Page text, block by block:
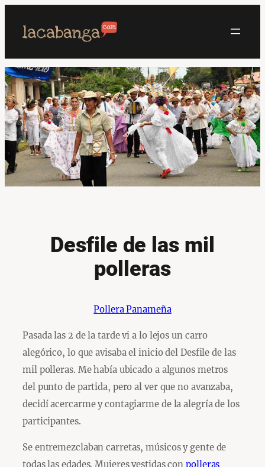
Desfile de las mil
polleras
Pollera Panameña
Pasada las 2 de la tarde vi a lo lejos un carro
alegórico, lo que avisaba el inicio del Desfile de las
mil polleras. Me había ubicado a algunos metros
del punto de partida, pero al ver que no avanzaba,
decidí acercarme y contagiarme de la alegría de los
participantes.
Se entremezclaban carretas, músicos y gente de
todas las edades. Mujeres vestidas conpolleras